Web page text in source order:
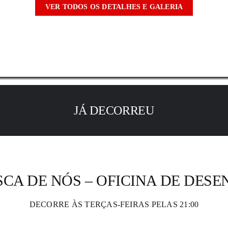
VER TODOS OS DETALHES E GALERIA
JÁ DECORREU
DE NÓS – OFICINA DE
DECORRE ÀS TERÇAS-FEIRAS PELAS 21:00